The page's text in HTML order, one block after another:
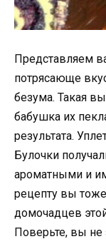
Представляем
потрясающе
безума. Такая
бабушка их
результата.
Булочки
ароматными и
рецепту вы
домочадцев
Поверьте, вы не